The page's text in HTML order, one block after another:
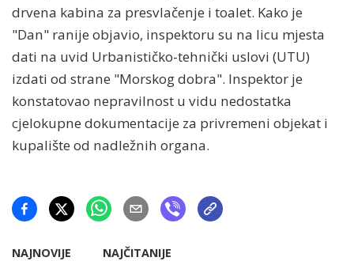
drvena kabina za presvlačenje i toalet. Kako je
"Dan" ranije objavio, inspektoru su na licu mjesta
dati na uvid Urbanističko-tehnički uslovi (UTU)
izdati od strane "Morskog dobra". Inspektor je
konstatovao nepravilnost u vidu nedostatka
cjelokupne dokumentacije za privremeni objekat i
kupalište od nadležnih organa.
NAJNOVIJE NAJČITANIJE